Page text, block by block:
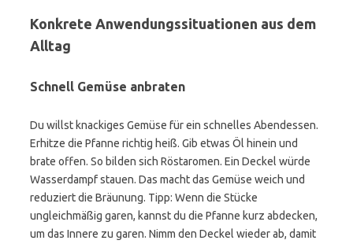
Konkrete Anwendungssituationen aus dem
Alltag
Schnell Gemüse anbraten
Du willst knackiges Gemüse für ein schnelles Abendessen.
Erhitze die Pfanne richtig heiß. Gib etwas Öl hinein und
brate offen. So bilden sich Röstaromen. Ein Deckel würde
Wasserdampf stauen. Das macht das Gemüse weich und
reduziert die Bräunung. Tipp: Wenn die Stücke
ungleichmäßig garen, kannst du die Pfanne kurz abdecken,
um das Innere zu garen. Nimm den Deckel wieder ab, damit